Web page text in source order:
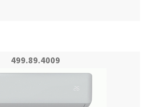
499.89.4009